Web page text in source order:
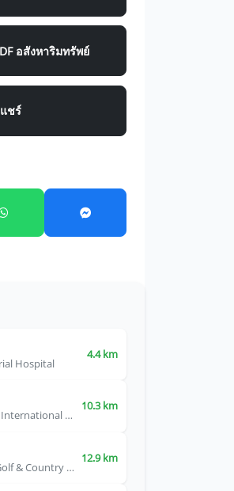
อสังหาริมทรัพย์
แชร์
Hospital
4.4 km
Mooltripakdee International School
10.3 km
Phoenix Gold Golf & Country Club
12.9 km